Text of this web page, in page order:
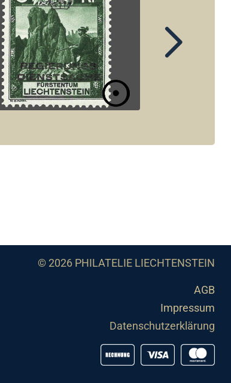
© 2026 PHILATELIE LIECHTENSTEIN
AGB
Impressum
Datenschutzerklärung